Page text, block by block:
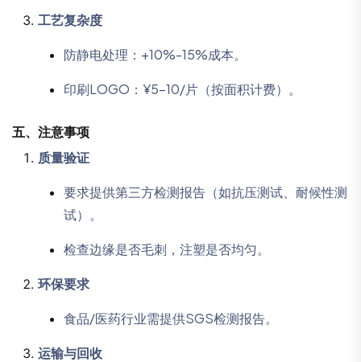
工艺复杂度
防静电处理：+10%-15%成本。
印刷LOGO：¥5-10/片（按面积计费）。
五、 注意事项
质量验证
要求提供第三方检测报告（如抗压测试、耐候性测
试）。
检查边缘是否毛刺，注塑是否均匀。
环保要求
食品/医药行业需提供SGS检测报告。
运输与回收